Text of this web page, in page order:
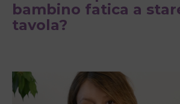
bambino fatica a
tavola?